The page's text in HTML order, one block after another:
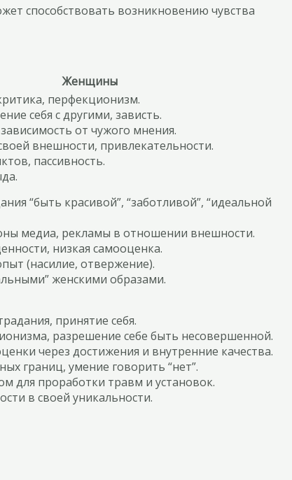
способствовать возникновению чувства
Женщины
перфекционизм.
себя с другими, зависть.
от чужого мнения.
внешности, привлекательности.
пассивность.
“быть красивой”, “заботливой”, “идеальной
медиа, рекламы в отношении внешности.
низкая самооценка.
(насилие, отвержение).
женскими образами.
принятие себя.
разрешение себе быть несовершенной.
через достижения и внутренние качества.
границ, умение говорить “нет”.
для проработки травм и установок.
в своей уникальности.